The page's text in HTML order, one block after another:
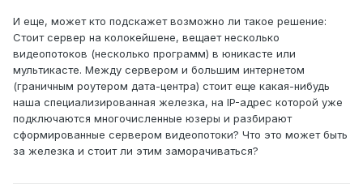
И еще, может кто подскажет возможно ли такое решение:
Стоит сервер на колокейшене, вещает несколько
видеопотоков (несколько программ) в юникасте или
мультикасте. Между сервером и большим интернетом
(граничным роутером дата-центра) стоит еще какая-нибудь
наша специализированная железка, на IP-адрес которой уже
подключаются многочисленные юзеры и разбирают
сформированные сервером видеопотоки? Что это может быть
за железка и стоит ли этим заморачиваться?